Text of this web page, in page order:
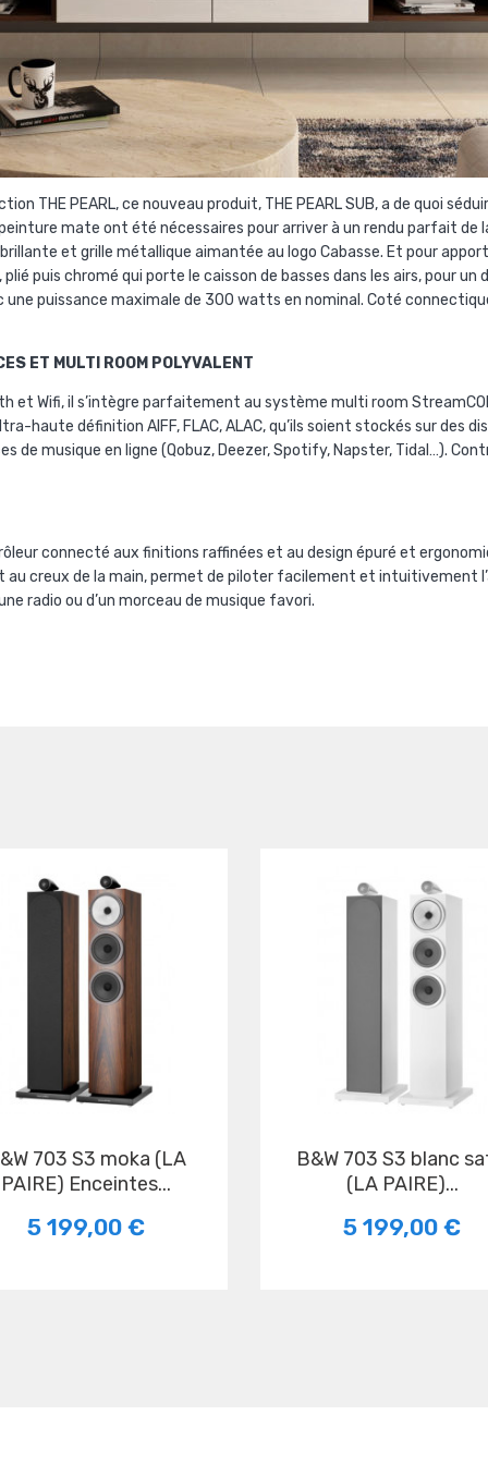
THE PEARL, ce nouveau produit, THE PEARL SUB, a de quoi
mate ont été nécessaires pour arriver à un rendu parfait de
et grille métallique aimantée au logo Cabasse. Et pour
puis chromé qui porte le caisson de basses dans les airs, pour un
puissance maximale de 300 watts en nominal. Coté
ET MULTI ROOM POLYVALENT
et Wifi, il s’intègre parfaitement au système multi room
haute définition AIFF, FLAC, ALAC, qu’ils soient stockés sur des
musique en ligne (Qobuz, Deezer, Spotify, Napster, Tidal…).
connecté aux finitions raffinées et au design épuré et
creux de la main, permet de piloter facilement et intuitivement
radio ou d’un morceau de musique favori.
(LA
PAIRE) Enceintes...
5 199,00 €
B&W 703 S3 blanc satin
(LA PAIRE)...
5 199,00 €